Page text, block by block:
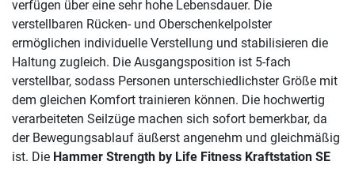
verfügen über eine sehr hohe Lebensdauer. Die
verstellbaren Rücken- und Oberschenkelpolster
ermöglichen individuelle Verstellung und stabilisieren die
Haltung zugleich. Die Ausgangsposition ist 5-fach
verstellbar, sodass Personen unterschiedlichster Größe mit
dem gleichen Komfort trainieren können. Die hochwertig
verarbeiteten Seilzüge machen sich sofort bemerkbar, da
der Bewegungsablauf äußerst angenehm und gleichmäßig
ist. Die Hammer Strength by Life Fitness Kraftstation SE